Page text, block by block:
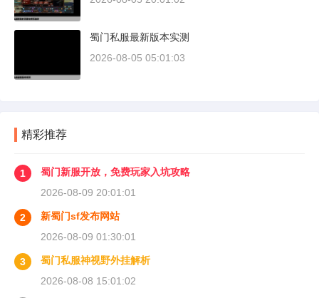
蜀门私服最新版本实测
2026-08-05 05:01:03
精彩推荐
1
蜀门新服开放，免费玩家入坑攻略
2026-08-09 20:01:01
2
新蜀门sf发布网站
2026-08-09 01:30:01
3
蜀门私服神视野外挂解析
2026-08-08 15:01:02